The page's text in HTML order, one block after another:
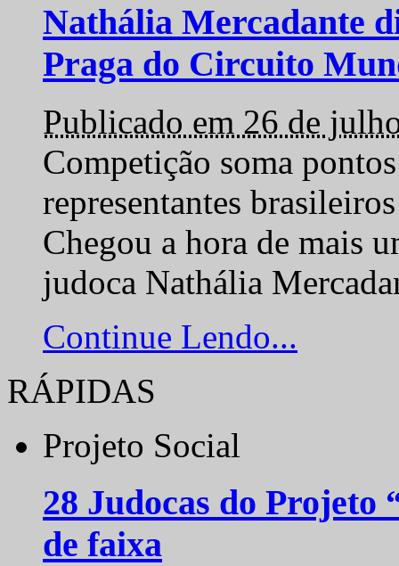
Nathália Mercadante
Praga do Circuito
Publicado em 26 de
Competição soma
representantes
Chegou a hora de mais
judoca Nathália
Continue Lendo...
RÁPIDAS
Projeto Social
28 Judocas do
de faixa